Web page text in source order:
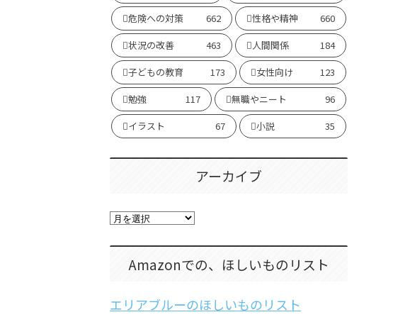
危険への対策
662 性格や精神
660
状況の改善
463 人間関係
184
子どもの教育
173 女性向け
123
勉強
117 無職やニート
96
イラスト
67 小説 35
アーカイブ
Amazonでの、ほしいものリスト
エリアブルーのほしいものリスト